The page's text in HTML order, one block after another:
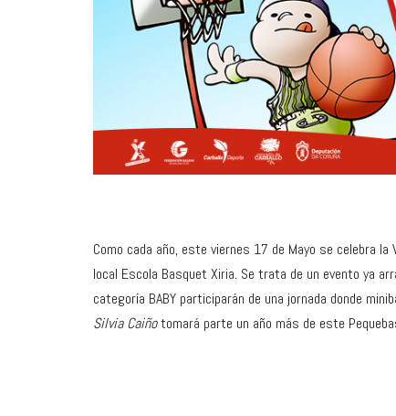
Como cada año, este viernes 17 de Mayo se celebra la
local Escola Basquet Xiria. Se trata de un evento ya
categoría BABY participarán de una jornada donde
Silvia Caiñotomará parte un año más de este